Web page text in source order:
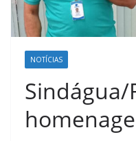
NOTÍCIAS
Sindágua/